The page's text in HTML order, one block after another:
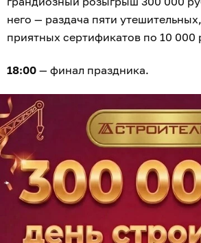
него — раздача пяти
приятных сертификатов по 10 000
18:00 — финал праздника.